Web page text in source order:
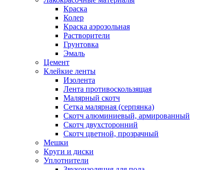
Краска
Колер
Краска аэрозольная
Растворители
Грунтовка
Эмаль
Цемент
Клейкие ленты
Изолента
Лента противоскользящая
Малярный скотч
Сетка малярная (серпянка)
Скотч алюминиевый, армированный
Скотч двухсторонний
Скотч цветной, прозрачный
Мешки
Круги и диски
Уплотнители